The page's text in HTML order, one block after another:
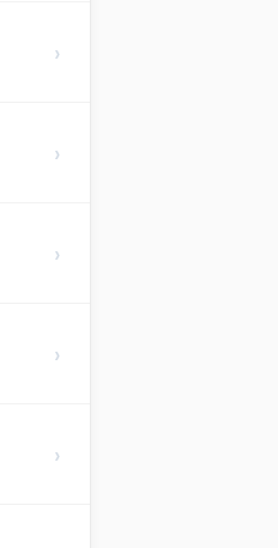
›
›
›
›
›